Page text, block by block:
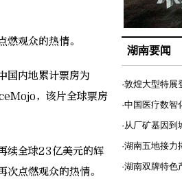
观众的热情。
内地累计票房为
，该片全球票房
续全球23亿美元的辉
点燃观众的热情。
湖南要闻
·敦煌大型特
·中国医疗数
·从厂矿基因
·湖南五地接
·湖南双牌特